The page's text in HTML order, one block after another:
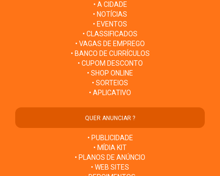
• A CIDADE
• NOTÍCIAS
• EVENTOS
• CLASSIFICADOS
• VAGAS DE EMPREGO
• BANCO DE CURRÍCULOS
• CUPOM DESCONTO
• SHOP ONLINE
• SORTEIOS
• APLICATIVO
QUER ANUNCIAR ?
• PUBLICIDADE
• MÍDIA KIT
• PLANOS DE ANÚNCIO
• WEB SITES